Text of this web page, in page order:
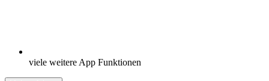
viele weitere App Funktionen